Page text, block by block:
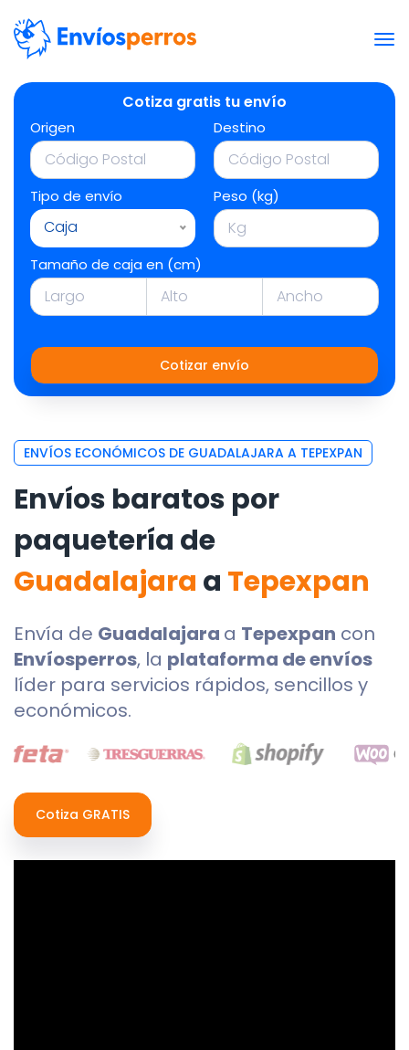
Cotiza gratis tu envío
Origen Destino
Tipo de envío
Caja
Peso (kg)
Tamaño de caja en (cm)
Cotizar envío
ENVÍOS ECONÓMICOS DE GUADALAJARA A TEPEXPAN
Envíos baratos por
paquetería de
Guadalajara a Tepexpan
Envía de Guadalajara a Tepexpan con
Envíosperros, la plataforma de envíos
líder para servicios rápidos, sencillos y
económicos.
Cotiza GRATIS